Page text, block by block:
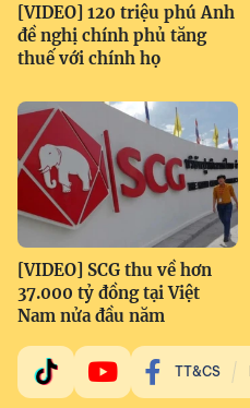
[VIDEO] 120 triệu phú Anh
đề nghị chính phủ tăng
thuế với chính họ
[VIDEO] SCG thu về hơn
37.000 tỷ đồng tại Việt
Nam nửa đầu năm
TT&CS